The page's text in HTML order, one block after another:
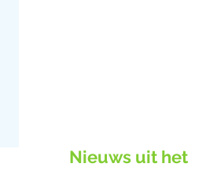
Nieuws uit het